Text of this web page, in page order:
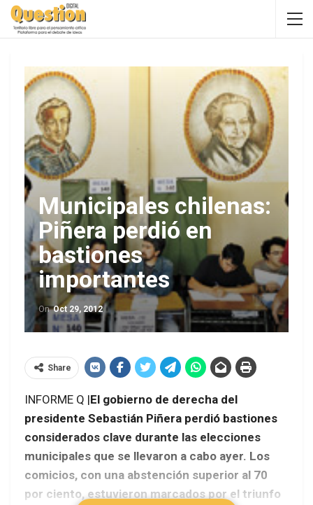
Municipales chilenas:
Piñera perdió en
bastiones
importantes
OnOct 29, 2012
Share
INFORME Q |El gobierno de derecha del
presidente Sebastián Piñera perdió bastiones
considerados clave durante las elecciones
municipales que se llevaron a cabo ayer. Los
comicios, con una abstención superior al 70
por ciento, estuvieron marcados por el triunfo